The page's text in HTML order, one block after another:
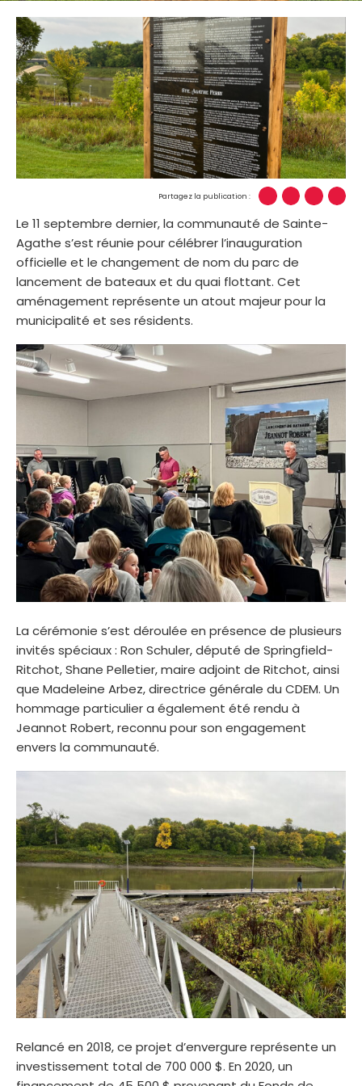
Partagez la publication :
Le 11 septembre dernier, la communauté de Sainte-
Agathe s’est réunie pour célébrer l’inauguration
officielle et le changement de nom du parc de
lancement de bateaux et du quai flottant. Cet
aménagement représente un atout majeur pour la
municipalité et ses résidents.
La cérémonie s’est déroulée en présence de plusieurs
invités spéciaux : Ron Schuler, député de Springfield-
Ritchot, Shane Pelletier, maire adjoint de Ritchot, ainsi
que Madeleine Arbez, directrice générale du CDEM. Un
hommage particulier a également été rendu à
Jeannot Robert, reconnu pour son engagement
envers la communauté.
Relancé en 2018, ce projet d’envergure représente un
investissement total de 700 000 $. En 2020, un